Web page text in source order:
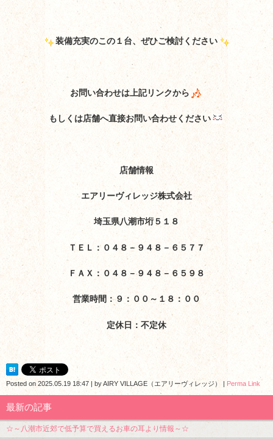
装備充実のこの１台、ぜひご検討ください
お問い合わせは上記リンクから
もしくは店舗へ直接お問い合わせください
店舗情報
エアリーヴィレッジ株式会社
埼玉県八潮市垳５１８
ＴＥＬ：０４８－９４８－６５７７
ＦＡＸ：０４８－９４８－６５９８
営業時間：９：００～１８：００
定休日：不定休
Posted on 2025.05.19 18:47 | byAIRY VILLAGE（エアリーヴィレッジ） | Perma Link
最新の記事
☆～八潮市近郊で低予算で買えるお車の耳より情報～☆